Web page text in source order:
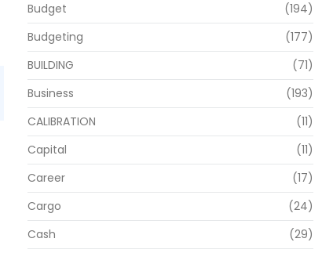
Budget
(194)
Budgeting
(177)
BUILDING
(71)
Business
(193)
CALIBRATION
(11)
Capital
(11)
Career
(17)
Cargo
(24)
Cash
(29)